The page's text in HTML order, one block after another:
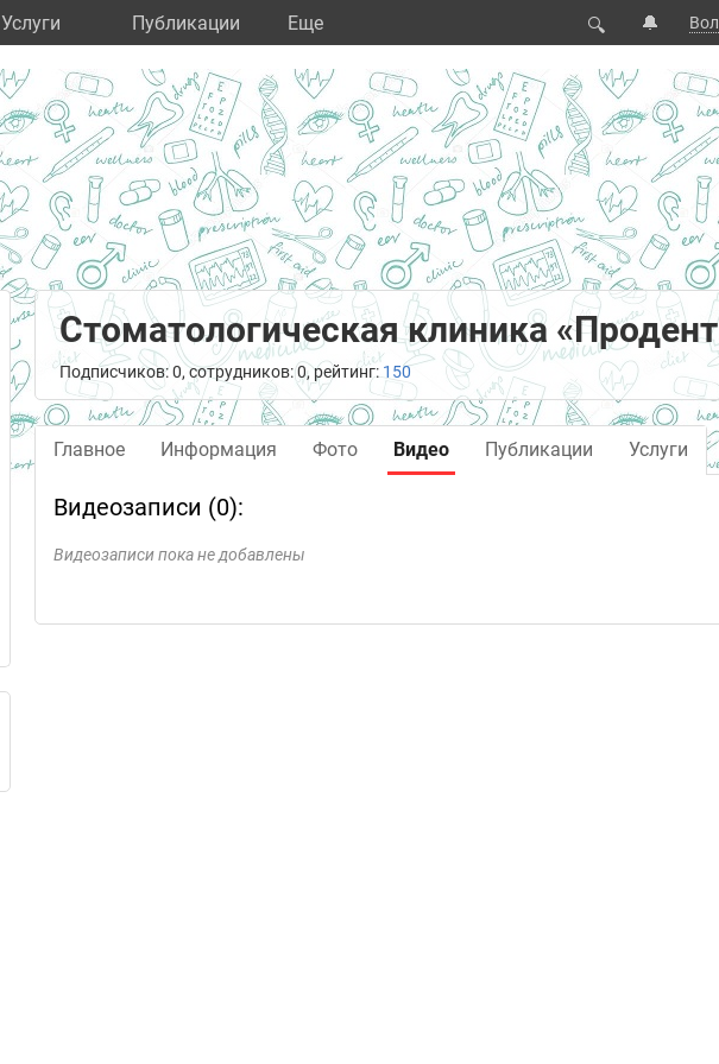
Услуги Публикации Eще 🔍 🔔
Стоматологическая клиника
Подписчиков: 0, сотрудников: 0, рейтинг: 150
Главное Информация Фото Видео Публикации Услуги
Видеозаписи (0):
Видеозаписи пока не добавлены